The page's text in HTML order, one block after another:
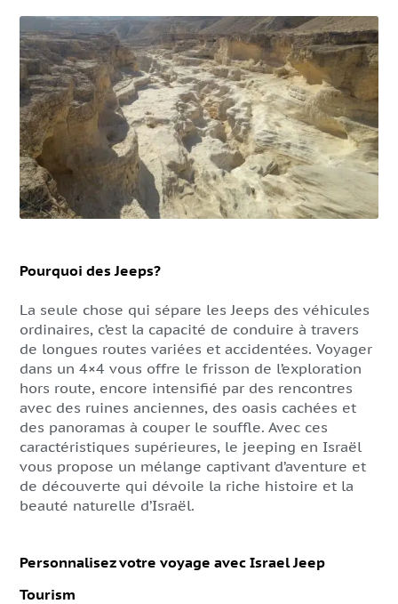
Pourquoi des Jeeps?
La seule chose qui sépare les Jeeps des véhicules
ordinaires, c’est la capacité de conduire à travers
de longues routes variées et accidentées. Voyager
dans un 4×4 vous offre le frisson de l’exploration
hors route, encore intensifié par des rencontres
avec des ruines anciennes, des oasis cachées et
des panoramas à couper le souffle. Avec ces
caractéristiques supérieures, le jeeping en Israël
vous propose un mélange captivant d’aventure et
de découverte qui dévoile la riche histoire et la
beauté naturelle d’Israël.
Personnalisez votre voyage avec Israel Jeep
Tourism